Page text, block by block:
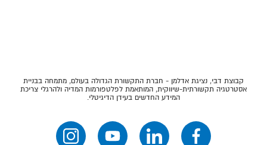
קבוצת דבי, נציגת אדלמן - חברת התקשורת הגדולה בעולם, מתמחה בבניית
אסטרטגיה תקשורתית-שיווקית, המותאמת לפלטפורמות המדיה ולהרגלי צריכת
המידע החדשים בעידן הדיגיטלי.